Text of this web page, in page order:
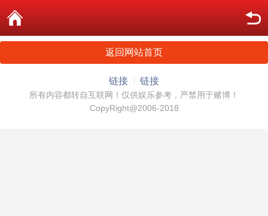
返回网站首页
链接 链接
所有内容都转自互联网！仅供娱乐参考，严禁用于赌博！
CopyRight@2006-2018